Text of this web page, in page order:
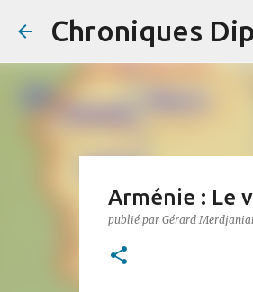
Chroniques
Arménie : Le
publié par Gérard